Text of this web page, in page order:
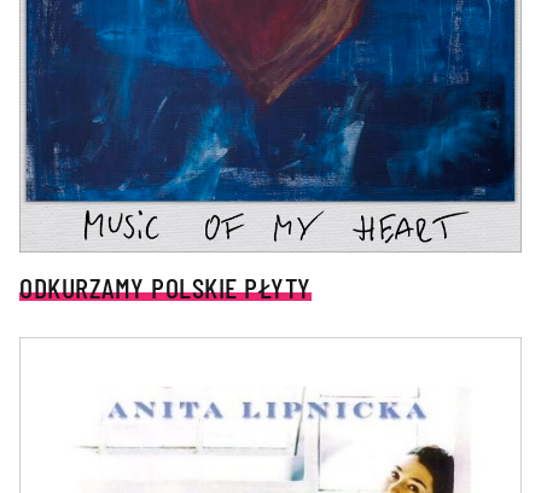
ODKURZAMY POLSKIE PŁYTY